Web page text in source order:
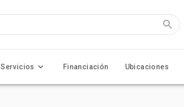
Servicios Financiación Ubicaciones